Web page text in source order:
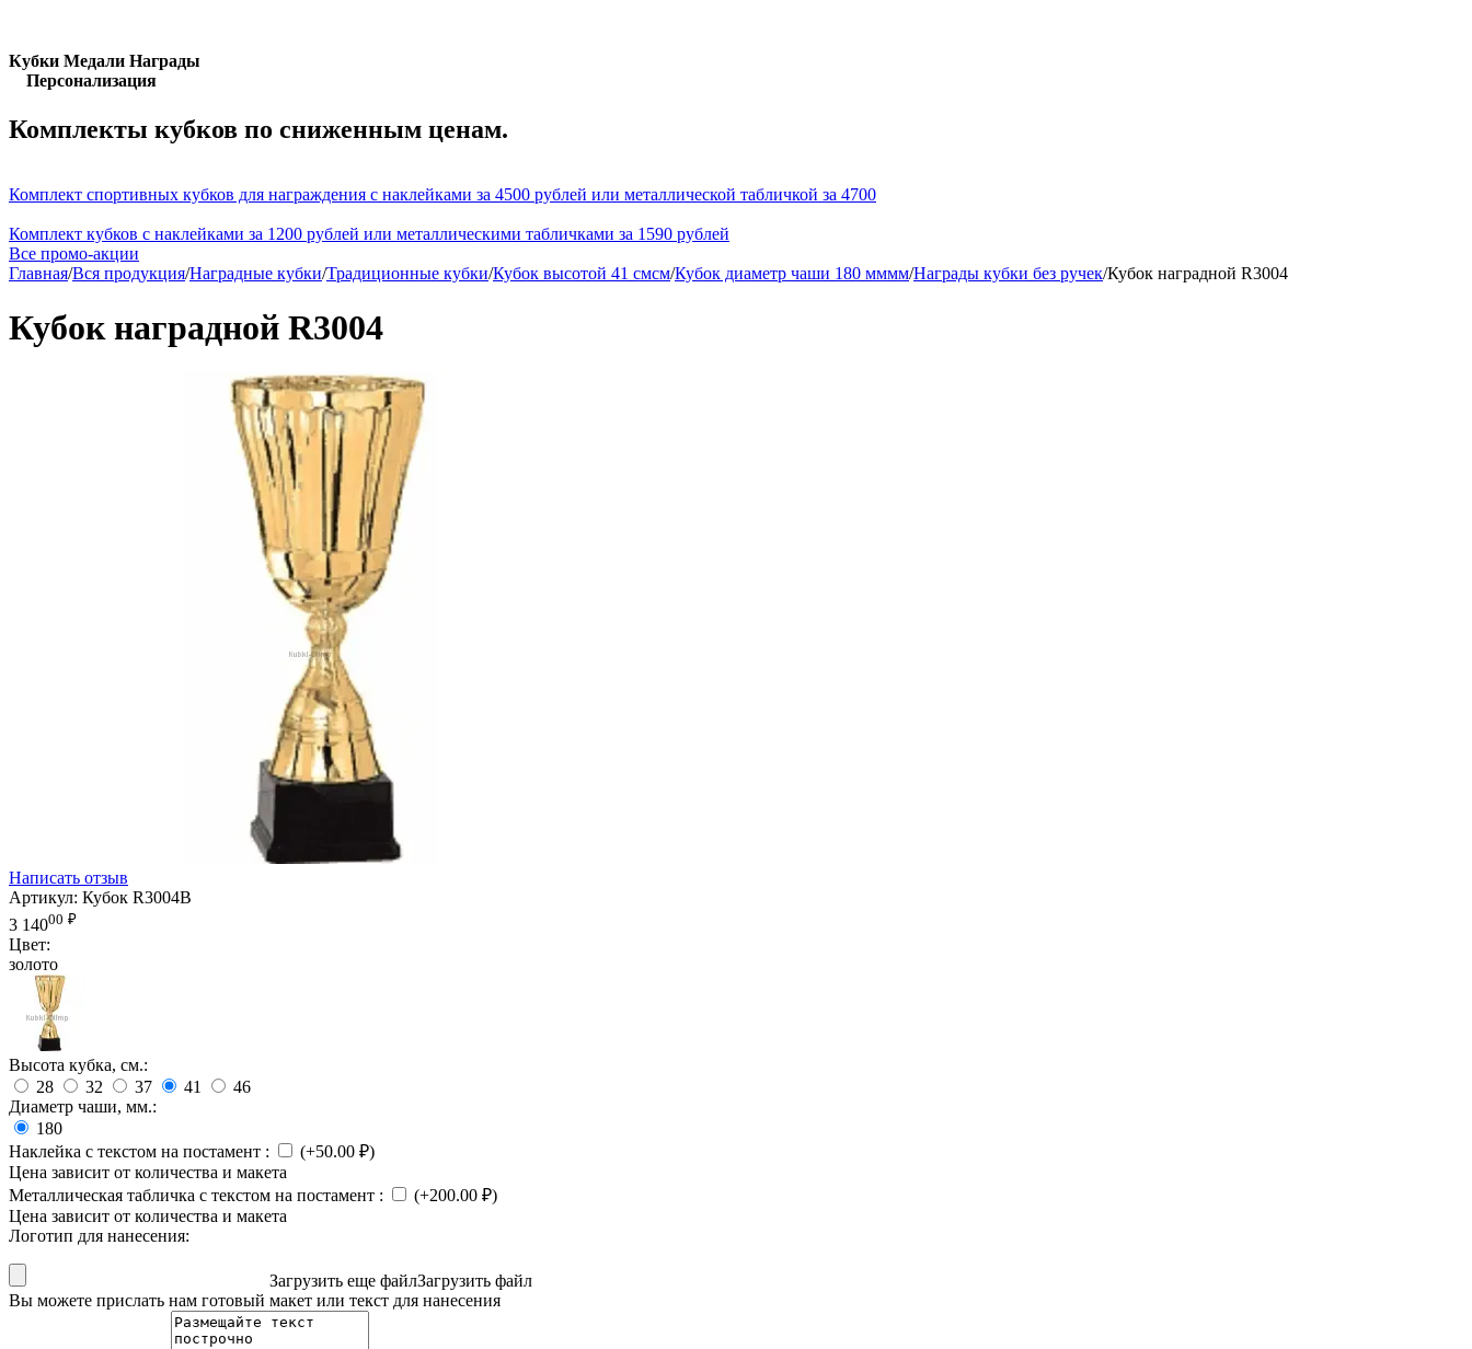
Кубки Медали Награды
Персонализация
Комплекты кубков по сниженным ценам.
Комплект спортивных кубков для награждения с наклейками за 4500 рублей или металлической табличкой за 4700
Комплект кубков с наклейками за 1200 рублей или металлическими табличками за 1590 рублей
Все промо-акции
Главная/Вся продукция/Наградные кубки/Традиционные кубки/Кубок высотой 41 смсм/Кубок диаметр чаши 180 мммм/Награды кубки без ручек/Кубок наградной R3004
Кубок наградной R3004
Написать отзыв
Артикул: Кубок R3004B
3 14000 ₽
Цвет:
золото
Высота кубка, см.:
28
32 37 41
46
Диаметр чаши, мм.:
180
Наклейка с текстом на постамент : (+50.00 ₽)
Цена зависит от количества и макета
Металлическая табличка с текстом на постамент : (+200.00 ₽)
Цена зависит от количества и макета
Логотип для нанесения:
Загрузить еще файлЗагрузить файл
Вы можете прислать нам готовый макет или текст для нанесения